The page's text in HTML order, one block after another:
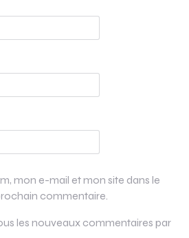
mon e-mail et mon site dans le
commentaire.
les nouveaux commentaires par